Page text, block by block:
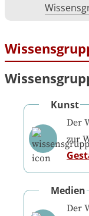
Kunst
Der
zur
Medien
Der